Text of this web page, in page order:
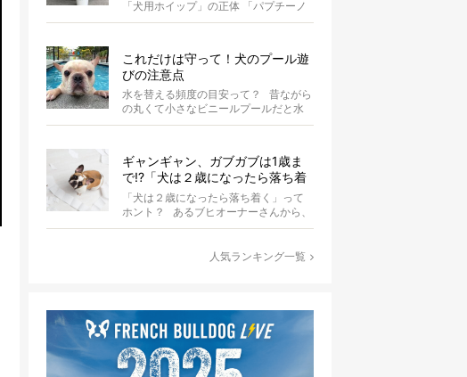
「犬用ホイップ」の正体 「パプチーノ
（Puppuccino）」とは、紙コッ...
これだけは守って！犬のプール遊
びの注意点
水を替える頻度の目安って？ 昔ながら
の丸くて小さなビニールプールだと水
替えもさほど手間ではないけ...
ギャンギャン、ガブガブは1歳ま
で!?「犬は２歳になったら落ち着
く」という都市伝説は本当？
「犬は２歳になったら落ち着く」って
ホント？ あるブヒオーナーさんから、
こんな質問がありました。...
人気ランキング一覧